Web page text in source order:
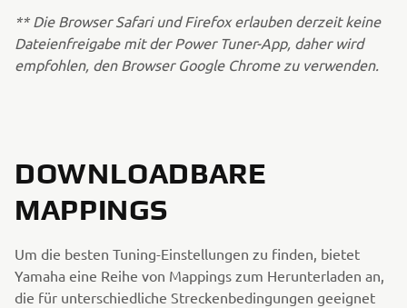
** Die Browser Safari und Firefox erlauben derzeit keine
Dateienfreigabe mit der Power Tuner-App, daher wird
empfohlen, den Browser Google Chrome zu verwenden.
DOWNLOADBARE
MAPPINGS
Um die besten Tuning-Einstellungen zu finden, bietet
Yamaha eine Reihe von Mappings zum Herunterladen an,
die für unterschiedliche Streckenbedingungen geeignet